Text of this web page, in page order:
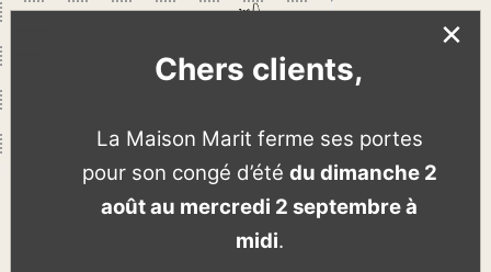
×
Chers clients,
La Maison Marit ferme ses portes
pour son congé d’été du dimanche 2
août au mercredi 2 septembre à
midi.